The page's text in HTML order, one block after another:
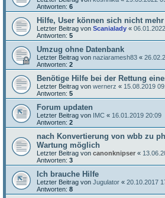
Antworten: 6
Hilfe, User können sich nicht
Letzter Beitrag von Scanialady «
Antworten: 5
Umzug ohne Datenbank
Letzter Beitrag von naziaramesh83 «
Antworten: 2
Benötige Hilfe bei der Rettung
Letzter Beitrag von wernerz « 15.08.2019
Antworten: 5
Forum updaten
Letzter Beitrag von IMC « 16.01.2019 20:09
Antworten: 2
nach Konvertierung von wbb zu
Wartung möglich
Letzter Beitrag von canonknipser «
Antworten: 3
Ich brauche Hilfe
Letzter Beitrag von Jugulator « 20.10.2017
Antworten: 8